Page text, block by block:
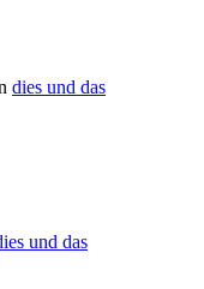
dies und das
und das